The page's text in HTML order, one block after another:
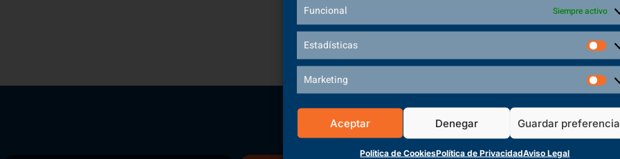
Funcional Siempre activo
Estadísticas
Marketing
Aceptar Denegar Guardar
Política de CookiesPolítica de PrivacidadAviso Legal
Volver a inicio